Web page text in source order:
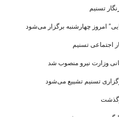
تسنیم
امروز چهارشنبه برگزار می‌شود
اجتماعی تسنیم
وزارت نیرو منصوب شد
تسنیم تشییع می‌شود